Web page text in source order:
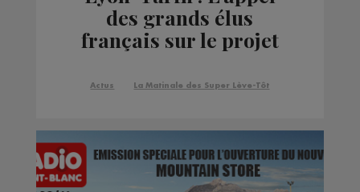
des grands élus
français sur le projet
Actus La Matinale des Super Lève-Tôt